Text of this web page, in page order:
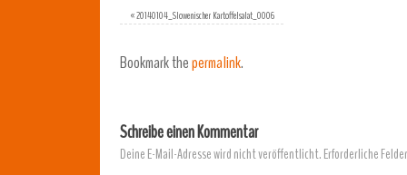
«20140104_Slowenischer Kartoffelsalat_0006
Bookmark thepermalink.
Schreibe einen Kommentar
Deine E-Mail-Adresse wird nicht veröffentlicht.Erforderliche